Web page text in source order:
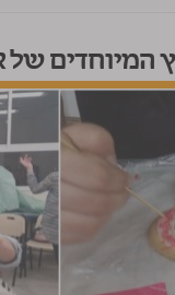
המיוחדים